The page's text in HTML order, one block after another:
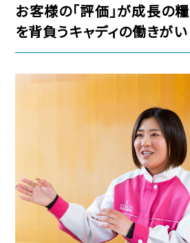
お客様の「評価」が成長の
を背負うキャディの働きがい